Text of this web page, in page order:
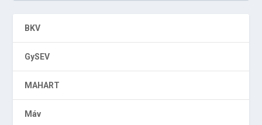
BKV
GySEV
MAHART
Máv